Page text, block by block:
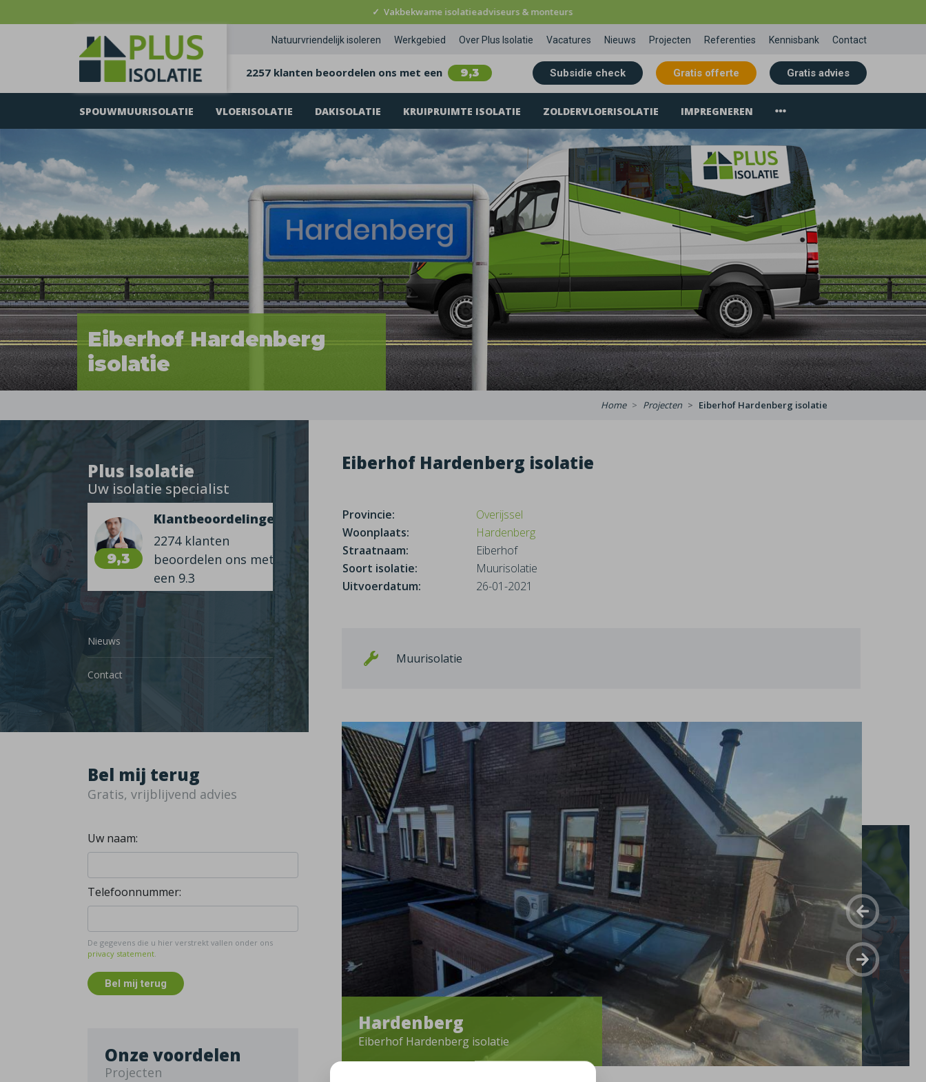
✓ Vakbekwame isolatieadviseurs & monteurs
Natuurvriendelijk isoleren Werkgebied Over Plus Isolatie Vacatures Nieuws Projecten Referenties Kennisbank Contact
2257 klanten beoordelen ons met een 9,3 Subsidie check Gratis offerte Gratis advies
SPOUWMUURISOLATIE VLOERISOLATIE DAKISOLATIE KRUIPRUIMTE ISOLATIE ZOLDERVLOERISOLATIE IMPREGNEREN
Eiberhof Hardenberg
isolatie
Home Projecten Eiberhof Hardenberg isolatie
Plus Isolatie
Uw isolatie specialist
9,3
Klantbeoordelingen
2274 klanten
beoordelen ons met
een 9.3
Nieuws
Contact
Bel mij terug
Gratis, vrijblijvend advies
Uw naam:
Telefoonnummer:
De gegevens die u hier verstrekt vallen onder ons
privacy statement.
Bel mij terug
Onze voordelen
Projecten
Eiberhof Hardenberg isolatie
Provincie:
Overijssel
Woonplaats:
Hardenberg
Straatnaam:
Eiberhof
Soort isolatie:
Muurisolatie
Uitvoerdatum:
26-01-2021
Muurisolatie
Hardenberg
Eiberhof Hardenberg isolatie